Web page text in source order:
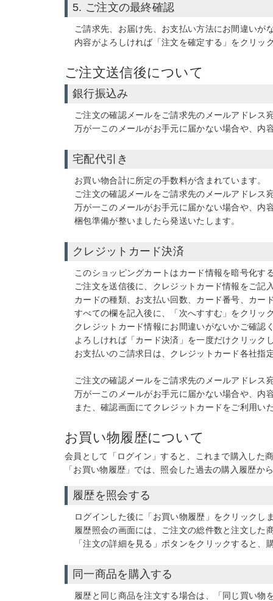
5. ご注文の最終確認
ご請求先、お届け先、お支払い方法にお間違いが
内容がよろしければ「注文を確定する」をクリッ
ご注文送信後について
銀行振込み
ご注文の確認メールをご請求先のメールアドレス
万が一このメールがお手元に届かない場合や、内
宅配代引き
お買い物合計に所定の手数料が含まれています。
ご注文の確認メールをご請求先のメールアドレス
万が一このメールがお手元に届かない場合や、内
梱包準備が整いましたら発送いたします。
クレジットカード決済
このショッピングカートはカード情報を暗号化す
ご注文を送信後に、クレジットカード情報をご記
カードの種類、お支払い回数、カード番号、カー
すべての欄を記入後に、「次へすすむ」をクリッ
クレジットカード情報にお間違いがないかご確認
よろしければ「カード決済」を一度だけクリック
お支払いのご請求日は、クレジットカード各社指
ご注文の確認メールをご請求先のメールアドレス
万が一このメールがお手元に届かない場合や、内
また、確認画面にてクレジットカードをご利用
お買い物履歴について
会員として「ログイン」すると、これまで購入した
「お買い物履歴」では、照会した過去の購入履歴か
履歴を照会する
ログインした後に「お買い物履歴」をクリックし
履歴照会の画面には、ご注文の総件数と注文し
「注文の詳細を見る」ボタンをクリックすると
同一商品を購入する
履歴と同じ商品を注文する場合は、「同じ買い物